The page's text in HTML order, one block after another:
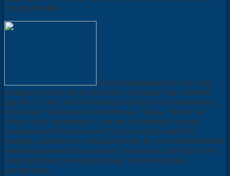
последствиям.
Люди, родившиеся в этот год,
жаждут власти, им не присуще попадать под влияние
других. К тому же они никогда не идут на компромисс,
поскольку чрезмерно эгоистичны, горды. При этом
очень часто принимают участие в значимых делах,
совершенно бескорыстно. Тигры всегда смотрят
вперед, стремятся к совершенству, их не останавливают
никакие должностные ранги. Они упорно противостоят
бюрократизму, консерватизму, политическому
догматизму.